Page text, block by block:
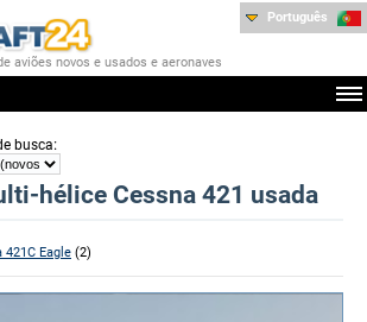
aviões novos e usados e aeronaves
Português
busca:
hélice Cessna 421 usada
421C Eagle (2)